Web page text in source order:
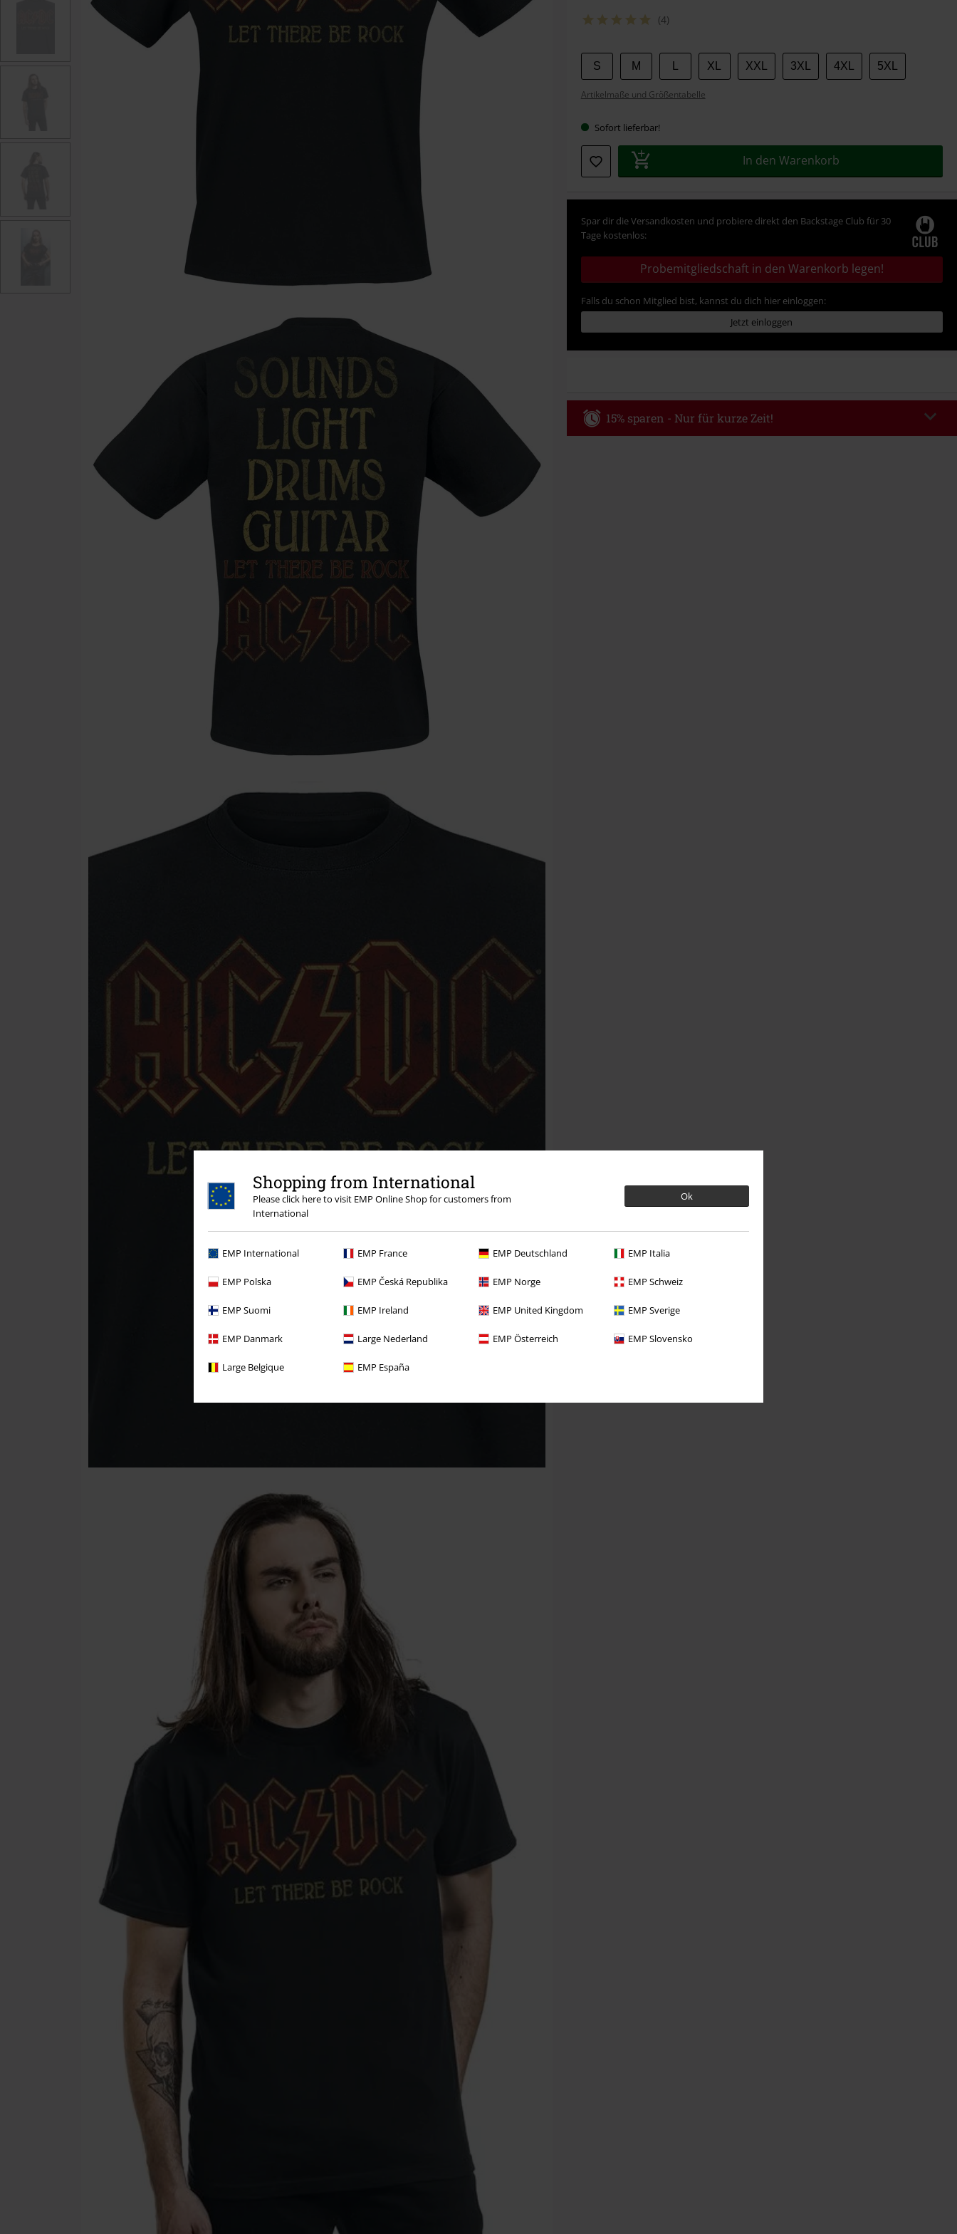
Shopping from International
Please click here to visit EMP Online Shop for customers from
International
Ok
EMP International EMP France EMP Deutschland EMP Italia
EMP Polska EMP Česká Republika EMP Norge EMP Schweiz
EMP Suomi EMP Ireland EMP United Kingdom EMP Sverige
EMP Danmark Large Nederland EMP Österreich EMP Slovensko
Large Belgique EMP España
(4)
Wähle
deine
Größe
S M XL XXL 3XL 4XL 5XL
Artikelmaße und Größentabelle
Sofort lieferbar!
In den Warenkorb
Spar dir die Versandkosten und probiere direkt den Backstage Club für 30
Tage kostenlos:
Probemitgliedschaft in den Warenkorb legen!
Falls du schon Mitglied bist, kannst du dich hier einloggen:
Jetzt einloggen
15% sparen - Nur für kurze Zeit!